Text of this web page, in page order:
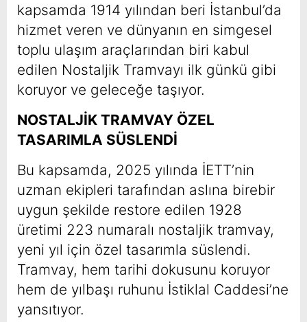
kapsamda 1914 yılından beri İstanbul’da
hizmet veren ve dünyanın en simgesel
toplu ulaşım araçlarından biri kabul
edilen Nostaljik Tramvayı ilk günkü gibi
koruyor ve geleceğe taşıyor.
NOSTALJİK TRAMVAY ÖZEL
TASARIMLA SÜSLENDİ
Bu kapsamda, 2025 yılında İETT’nin
uzman ekipleri tarafından aslına birebir
uygun şekilde restore edilen 1928
üretimi 223 numaralı nostaljik tramvay,
yeni yıl için özel tasarımla süslendi.
Tramvay, hem tarihi dokusunu koruyor
hem de yılbaşı ruhunu İstiklal Caddesi’ne
yansıtıyor.